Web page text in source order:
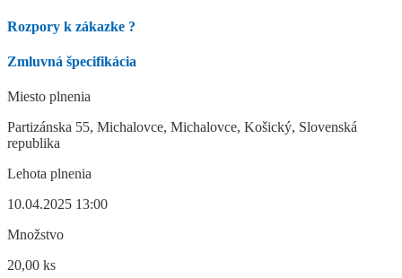
Rozpory k zákazke ?
Zmluvná špecifikácia
Miesto plnenia
Partizánska 55, Michalovce, Michalovce, Košický, Slovenská
republika
Lehota plnenia
10.04.2025 13:00
Množstvo
20,00 ks